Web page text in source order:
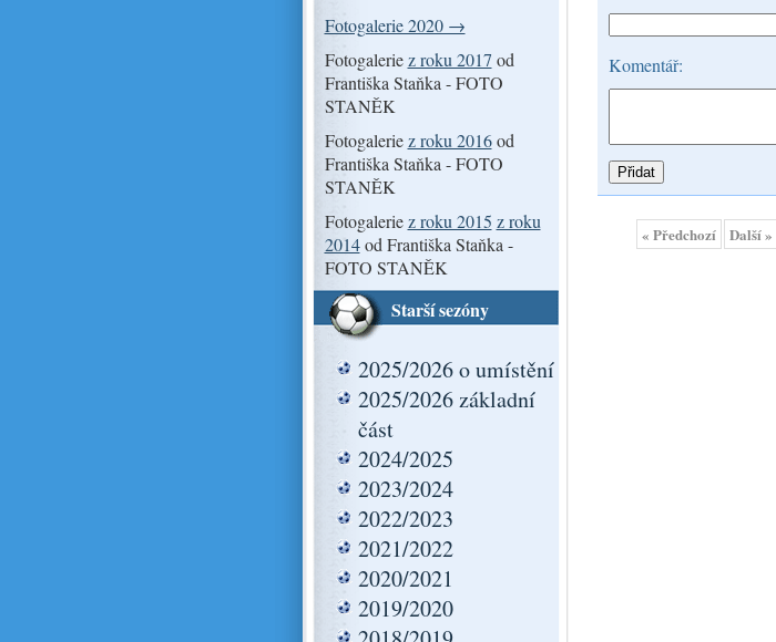
Fotogalerie 2020 →
Fotogaleriez roku 2017 od
Františka Staňka - FOTO
STANĚK
Fotogaleriez roku 2016od
Františka Staňka - FOTO
STANĚK
Fotogaleriez roku 2015 z roku
2014od Františka Staňka -
FOTO STANĚK
Starší sezóny
2025/2026 o umístění
2025/2026 základní
část
2024/2025
2023/2024
2022/2023
2021/2022
2020/2021
2019/2020
Komentář:
« Předchozí Další »